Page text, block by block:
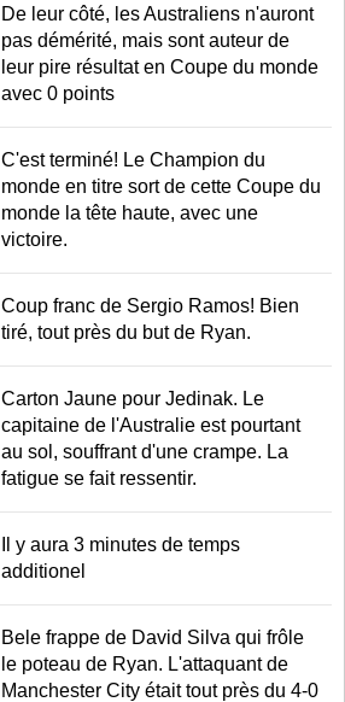
De leur côté, les Australiens n'auront
pas démérité, mais sont auteur de
leur pire résultat en Coupe du monde
avec 0 points
C'est terminé! Le Champion du
monde en titre sort de cette Coupe du
monde la tête haute, avec une
victoire.
Coup franc de Sergio Ramos! Bien
tiré, tout près du but de Ryan.
Carton Jaune pour Jedinak. Le
capitaine de l'Australie est pourtant
au sol, souffrant d'une crampe. La
fatigue se fait ressentir.
Il y aura 3 minutes de temps
additionel
Bele frappe de David Silva qui frôle
le poteau de Ryan. L'attaquant de
Manchester City était tout près du 4-0